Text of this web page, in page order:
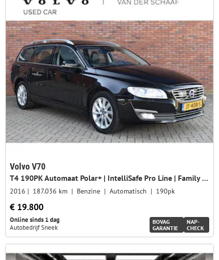
Volvo V70
T4 190PK Automaat Polar+ | IntelliSafe Pro Line | Family Line | Trekhaak |
2016 187.036 km Benzine Automatisch 190pk
€ 19.800
Online sinds 1 dag
Autobedrijf Sneek
BOVAG
GARANTIE
NAP-
CHECK